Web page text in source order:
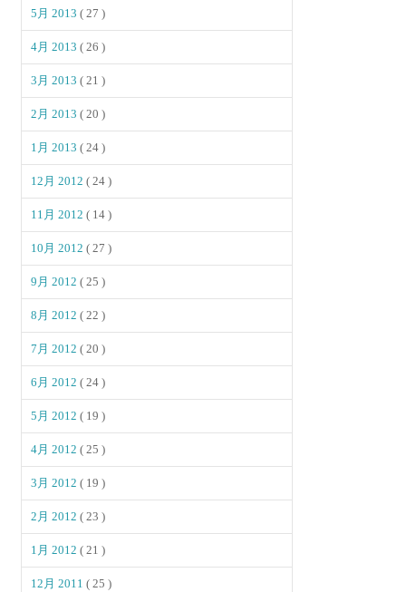
5月 2013( 27 )
4月 2013( 26 )
3月 2013( 21 )
2月 2013( 20 )
1月 2013( 24 )
12月 2012( 24 )
11月 2012( 14 )
10月 2012( 27 )
9月 2012( 25 )
8月 2012( 22 )
7月 2012( 20 )
6月 2012( 24 )
5月 2012( 19 )
4月 2012( 25 )
3月 2012( 19 )
2月 2012( 23 )
1月 2012( 21 )
12月 2011( 25 )